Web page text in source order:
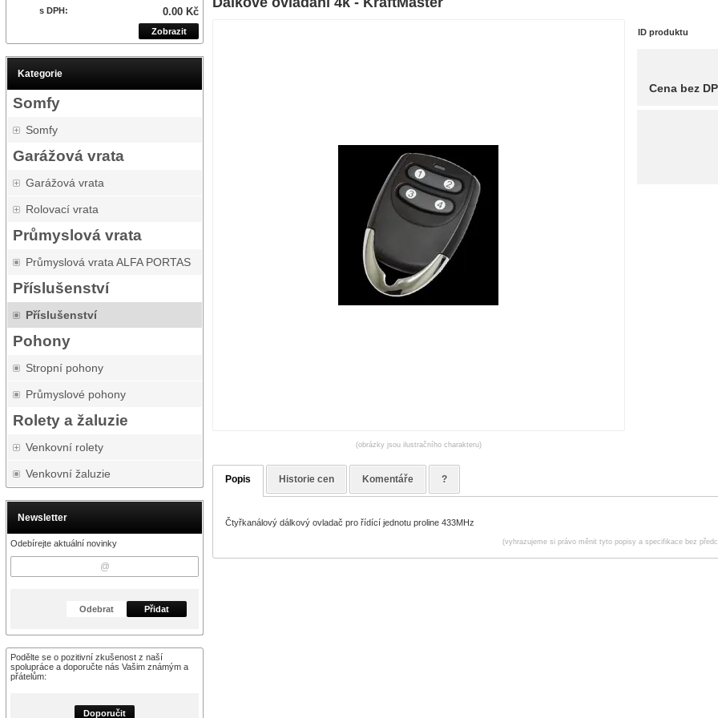
s DPH: 0.00 Kč
Zobrazit
Kategorie
Somfy
Somfy
Garážová vrata
Garážová vrata
Rolovací vrata
Průmyslová vrata
Průmyslová vrata ALFA PORTAS
Příslušenství
Příslušenství
Pohony
Stropní pohony
Průmyslové pohony
Rolety a žaluzie
Venkovní rolety
Venkovní žaluzie
Newsletter
Odebírejte aktuální novinky
Odebrat Přidat
Podělte se o pozitivní zkušenost z naší
spolupráce a doporučte nás Vašim známým a
přátelům:
Doporučit
(obrázky jsou ilustračního charakteru)
ID produktu
Cena bez
Popis Historie cen Komentáře ?
Čtyřkanálový dálkový ovladač pro řídící jednotu proline 433MHz
(vyhrazujeme si právo měnit tyto popisy a specifikace bez